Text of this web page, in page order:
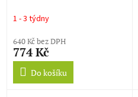
1 - 3 týdny
640 Kč bez DPH
774 Kč
Do košíku